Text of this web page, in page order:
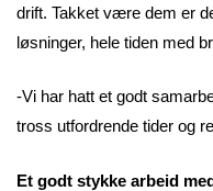
drift. Takket være dem er
løsninger, hele tiden med
-Vi har hatt et godt
tross utfordrende tider og
Et godt stykke arbeid